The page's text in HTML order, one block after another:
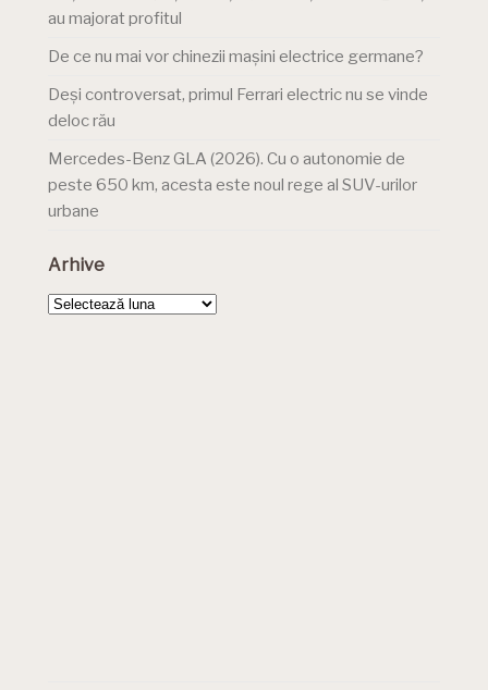
au majorat profitul
De ce nu mai vor chinezii mașini electrice germane?
Deși controversat, primul Ferrari electric nu se vinde
deloc rău
Mercedes-Benz GLA (2026). Cu o autonomie de
peste 650 km, acesta este noul rege al SUV-urilor
urbane
Arhive
Arhive